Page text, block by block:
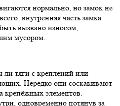
нормально, но замок не
внутренняя часть замка
вызвано износом,
мусором.
ли тяги с креплений или
Нередко они соскакивают
крепёжных элементов.
одновременно потянув за